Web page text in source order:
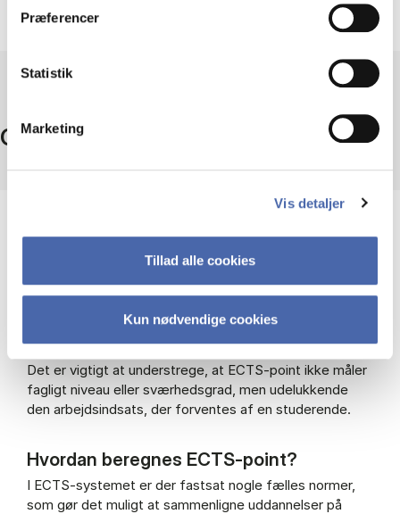
Præferencer
Statistik
Marketing
Vis detaljer
Tillad alle cookies
Kun nødvendige cookies
Omregning af ECTS
ECTS står for European Credit Transfer System.
ECTS-point viser omfanget af et fag eller modul på din
Det er vigtigt at understrege, at ECTS-point ikke måler
fagligt niveau eller sværhedsgrad, men udelukkende
den arbejdsindsats, der forventes af en studerende.
Hvordan beregnes ECTS-point?
I ECTS-systemet er der fastsat nogle fælles normer,
som gør det muligt at sammenligne uddannelser på